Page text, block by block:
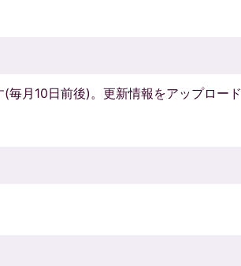
毎月10日前後)。更新情報をアップロード